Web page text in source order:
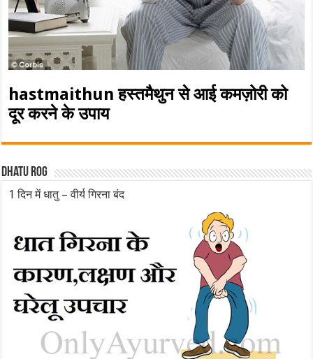
hastmaithun हस्तमैथुन से आई कमज़ोरी को
दूर करने के उपाय
Dhatu rog
1 दिन में धातु – वीर्य गिरना बंद